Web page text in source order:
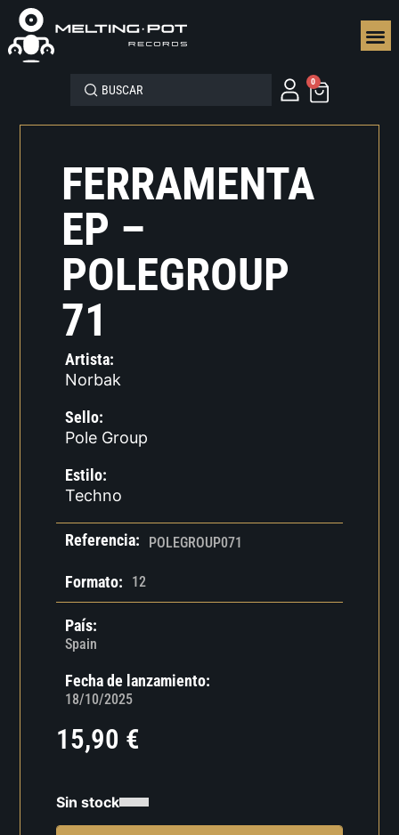
0
FERRAMENTA
EP –
POLEGROUP
71
Artista:
Norbak
Sello:
Pole Group
Estilo:
Techno
Referencia: POLEGROUP071
Formato: 12
País:
Spain
Fecha de lanzamiento:
18/10/2025
15,90 €
Sin stock